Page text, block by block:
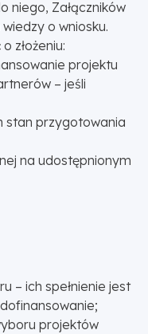
niego, Załączników
o wniosku.
złożeniu:
projektu
– jeśli
stan przygotowania
na udostępnionym
– ich spełnienie jest
projektów